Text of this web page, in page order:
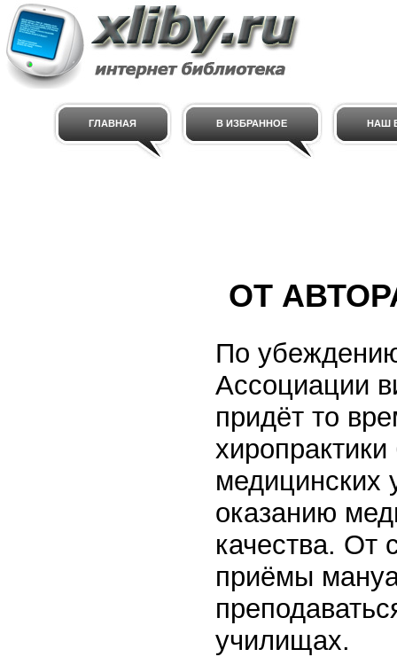
ГЛАВНАЯ В ИЗБРАННОЕ НАШ
ОТ
По
Ассоциации
придёт то
медицинских
оказанию
качества. От
приёмы
училищах.